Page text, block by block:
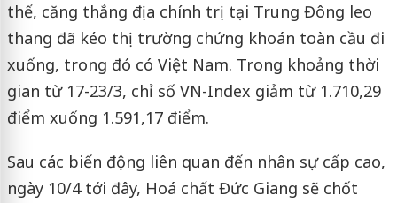
thể, căng thẳng địa chính trị tại Trung Đông leo
thang đã kéo thị trường chứng khoán toàn cầu đi
xuống, trong đó có Việt Nam. Trong khoảng thời
gian từ 17-23/3, chỉ số VN-Index giảm từ 1.710,29
điểm xuống 1.591,17 điểm.
Sau các biến động liên quan đến nhân sự cấp cao,
ngày 10/4 tới đây, Hoá chất Đức Giang sẽ chốt